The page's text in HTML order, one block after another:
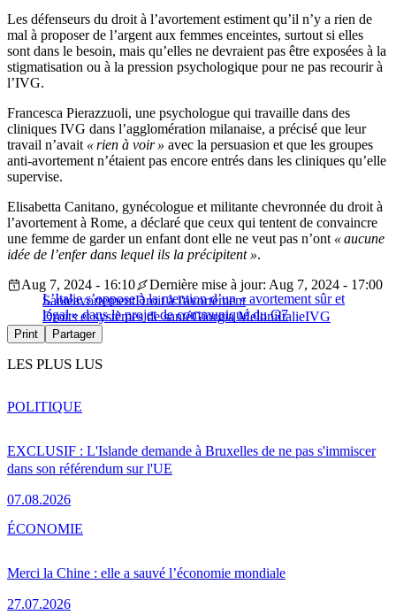
Les défenseurs du droit à l’avortement estiment qu’il n’y a rien de
mal à proposer de l’argent aux femmes enceintes, surtout si elles
sont dans le besoin, mais qu’elles ne devraient pas être exposées à la
stigmatisation ou à la pression psychologique pour ne pas recourir à
l’IVG.
Francesca Pierazzuoli, une psychologue qui travaille dans des
cliniques IVG dans l’agglomération milanaise, a précisé que leur
travail n’avait « rien à voir » avec la persuasion et que les groupes
anti-avortement n’étaient pas encore entrés dans les cliniques qu’elle
supervise.
Elisabetta Canitano, gynécologue et militante chevronnée du droit à
l’avortement à Rome, a déclaré que ceux qui tentent de convaincre
une femme de garder un enfant dont elle ne veut pas n’ont « aucune
idée de l’enfer dans lequel ils la précipitent ».
L’Italie s’oppose à la mention d’un « avortement sûr et
légal » dans le projet de communiqué du G7
Aug 7, 2024 - 16:10
Dernière mise à jour: Aug 7, 2024 - 17:00
SantéavortementDroit à l'avortement
Droits et systèmes de santéGiorgia MeloniItalieIVG
Print Partager
LES PLUS LUS
EXCLUSIF : L'Islande demande à Bruxelles de ne pas s'immiscer
dans son référendum sur l'UE
07.08.2026
POLITIQUE
Merci la Chine : elle a sauvé l’économie mondiale
27.07.2026
ÉCONOMIE